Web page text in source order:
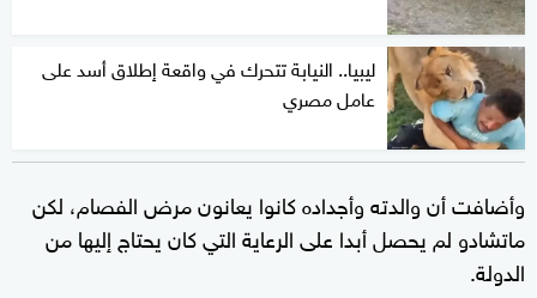
ليبيا.. النيابة تتحرك في واقعة إطلاق أسد على
عامل مصري
وأضافت أن والدته وأجداده كانوا يعانون مرض الفصام، لكن
ماتشادو لم يحصل أبدا على الرعاية التي كان يحتاج إليها من
الدولة.